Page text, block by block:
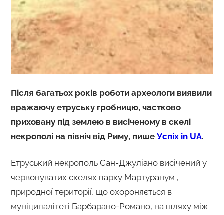
Після багатьох років роботи археологи виявили
вражаючу етруську гробницю, частково
приховану під землею в висіченому в скелі
некрополі на північ від Риму, пише Успіх in UA.
Етруський некрополь Сан-Джуліано висічений у
червонуватих скелях парку Мартуранум ,
природної території, що охороняється в
муніципалітеті Барбарано-Романо, на шляху між